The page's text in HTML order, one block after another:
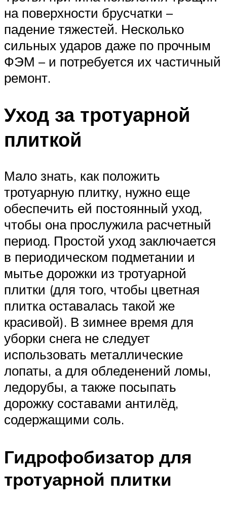
на поверхности брусчатки –
падение тяжестей. Несколько
сильных ударов даже по прочным
ФЭМ – и потребуется их частичный
ремонт.
Уход за тротуарной
плиткой
Мало знать, как положить
тротуарную плитку, нужно еще
обеспечить ей постоянный уход,
чтобы она прослужила расчетный
период. Простой уход заключается
в периодическом подметании и
мытье дорожки из тротуарной
плитки (для того, чтобы цветная
плитка оставалась такой же
красивой). В зимнее время для
уборки снега не следует
использовать металлические
лопаты, а для обледенений ломы,
ледорубы, а также посыпать
дорожку составами антилёд,
содержащими соль.
Гидрофобизатор для
тротуарной плитки